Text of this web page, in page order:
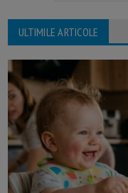
ULTIMILE ARTICOLE